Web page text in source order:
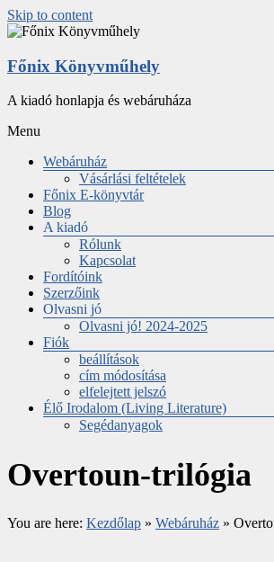
Skip to content
Főnix Könyvműhely
A kiadó honlapja és webáruháza
Menu
Webáruház
Vásárlási feltételek
Főnix E-könyvtár
Blog
A kiadó
Rólunk
Kapcsolat
Fordítóink
Szerzőink
Olvasni jó
Olvasni jó! 2024-2025
Fiók
beállítások
cím módosítása
elfelejtett jelszó
Élő Irodalom (Living Literature)
Segédanyagok
Overtoun-trilógia
You are here: Kezdőlap » Webáruház »